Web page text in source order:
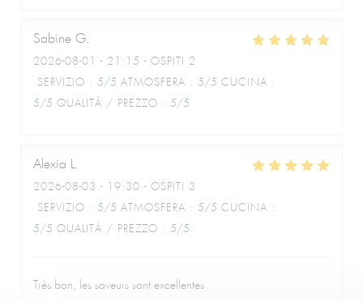
Sabine G
2026-08-01 - 21:15 - OSPITI 2
SERVIZIO : 5/5 ATMOSFERA : 5/5 CUCINA :
5/5 QUALITÀ / PREZZO : 5/5
Alexia L
2026-08-03 - 19:30 - OSPITI 3
SERVIZIO : 5/5 ATMOSFERA : 5/5 CUCINA :
5/5 QUALITÀ / PREZZO : 5/5
Très bon, les saveurs sont excellentes